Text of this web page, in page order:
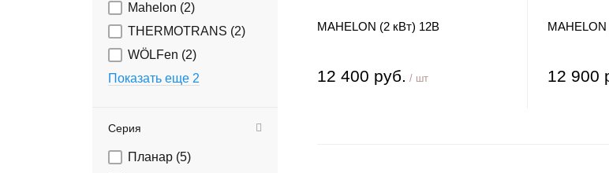
Mahelon (2)
THERMOTRANS (2)
WÖLFen (2)
Показать еще 2
Серия
Планар (5)
MAHELON (2 кВт) 12В
12 400 руб. / шт 12 900